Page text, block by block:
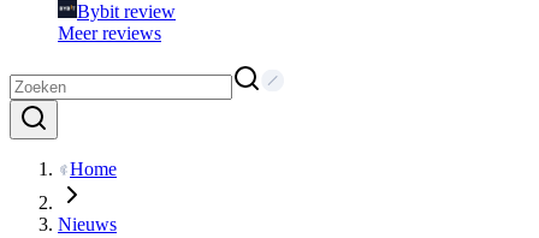
Bybit review
Meer reviews
Home
Nieuws